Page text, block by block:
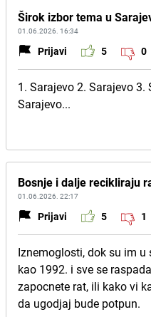
Širok izbor tema u
01.06.2026. 16:34
Prijavi 5 0
1. Sarajevo 2. Sarajevo 3.
Sarajevo...
Bosnje i dalje recikliraju
01.06.2026. 22:17
Prijavi 5 1
Iznemoglosti, dok su im
kao 1992. i sve se
zapocnete rat, ili kako vi
da ugodjaj bude potpun.